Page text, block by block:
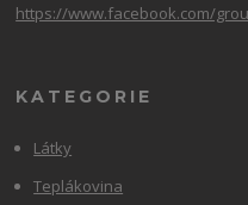
https://www.facebook.com/
KATEGORIE
Látky
Teplákovina